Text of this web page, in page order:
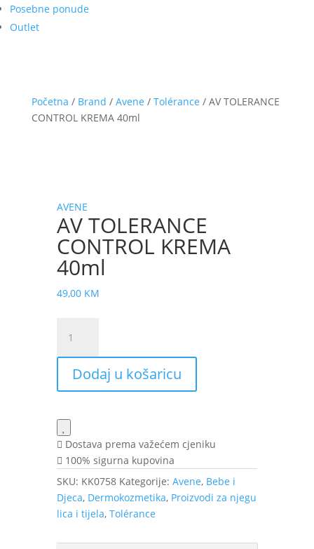
Posebne ponude
Outlet
Početna / Brand / Avene / Tolérance / AV TOLERANCE
CONTROL KREMA 40ml
AVENE
AV TOLERANCE
CONTROL KREMA
40ml
49,00 KM
TOLERANCE
CONTROL
KREMA
40ml
Dodaj u košaricu
Dostava prema važećem cjeniku
100% sigurna kupovina
SKU: KK0758 Kategorije: Avene, Bebe i
Djeca, Dermokozmetika, Proizvodi za njegu
lica i tijela, Tolérance